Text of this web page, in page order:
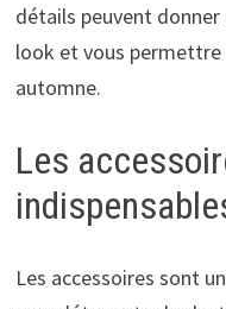
détails peuvent
look et vous
automne.
Les
Les accessoires sont